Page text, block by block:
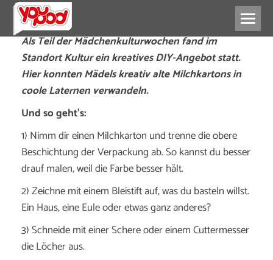
Als Teil der Mädchenkulturwochen fand im
Standort Kultur ein kreatives DIY-Angebot statt.
Hier konnten Mädels kreativ alte Milchkartons in
coole Laternen verwandeln.
Und so geht’s:
1) Nimm dir einen Milchkarton und trenne die obere
Beschichtung der Verpackung ab. So kannst du besser
drauf malen, weil die Farbe besser hält.
2) Zeichne mit einem Bleistift auf, was du basteln willst.
Ein Haus, eine Eule oder etwas ganz anderes?
3) Schneide mit einer Schere oder einem Cuttermesser
die Löcher aus.